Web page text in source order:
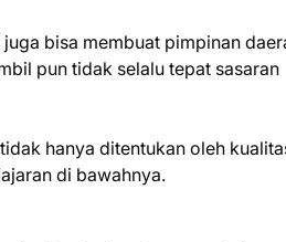
bisa membuat pimpinan
pun tidak selalu tepat sasaran
hanya ditentukan oleh
di bawahnya.